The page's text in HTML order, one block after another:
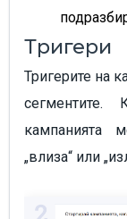
Тригери
Тригерите на
сегментите.
кампанията
„влиза“ или